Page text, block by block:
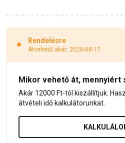
Rendelésre
Átvehető akár: 2026-08-17
Mikor vehető át, mennyiért
Akár 12000 Ft-tól kiszállítjuk.
átvételi idő kalkulátorunkat.